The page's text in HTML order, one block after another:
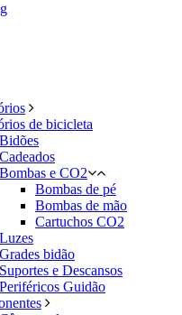
de bicicleta
Bidões
Cadeados
Bombas e CO2
Bombas de pé
Bombas de mão
Cartuchos CO2
Luzes
Grades bidão
Suportes e Descansos
Periféricos Guidão